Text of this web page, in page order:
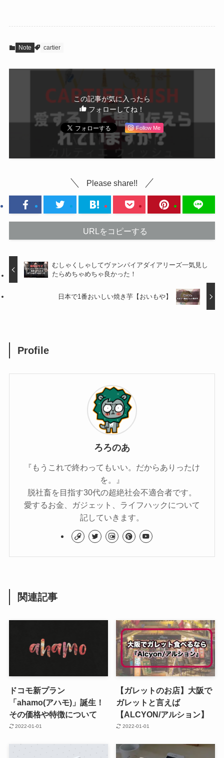
Note cartier
この記事が気に入ったら
フォローしてね！
Follow Me
Please share!!
URLをコピーする
むしゃくしゃしてヴァンパイアダイアリーズ一気見し
たらめちゃめちゃ良かった！
日本で1番おいしい焼き芋【おいもや】
Profile
ろろのあ
『もうこれで終わってもいい。だからありったけ
を。』
脱社畜を目指す30代の超絶社会不適合者です。
愛するお金、ガジェット、ライフハックについて
記していきます。
関連記事
ドコモ新プラン
「ahamo(アハモ)」誕生！
その価格や特徴について
2022-01-01
【ガレットのお店】大阪で
ガレットと言えば
【ALCYON/アルション】
2022-01-01